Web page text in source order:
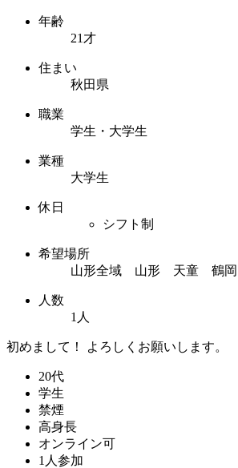
年齢
21才
住まい
秋田県
職業
学生・大学生
業種
大学生
休日
シフト制
希望場所
山形全域 山形 天童 鶴
人数
1人
初めまして！ よろしくお願いします。
20代
学生
禁煙
高身長
オンライン可
1人参加